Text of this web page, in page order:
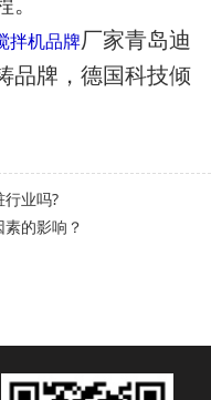
拌机品牌厂家青岛迪
品牌，德国科技倾
业吗?
的影响？